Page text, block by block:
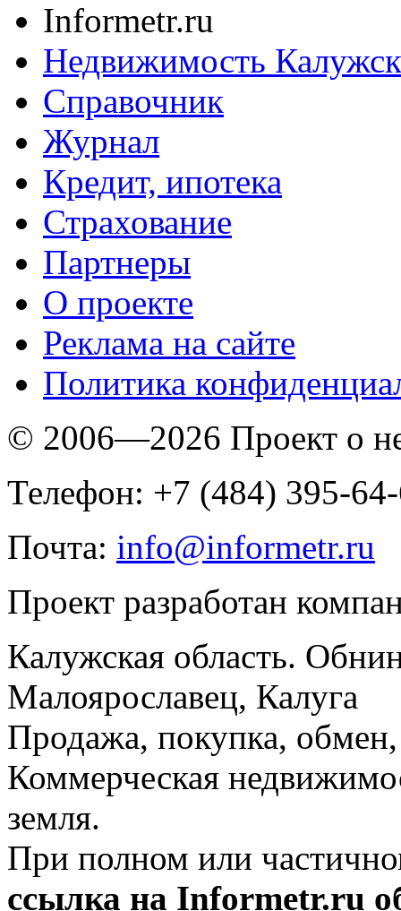
Informetr.ru
Недвижимость
Справочник
Журнал
Кредит, ипотека
Страхование
Партнеры
O проекте
Реклама на сайте
Политика
© 2006—2026 Проект о
Телефон: +7 (484) 395-
Почта: info@informetr.ru
Проект разработан
Калужская область.
Малоярославец, Калуга
Продажа, покупка, обмен,
Коммерческая
земля.
При полном или
ссылка на Informetr.ru